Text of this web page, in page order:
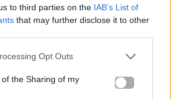
to third parties on the IAB’s List of
that may further disclose it to other
Opt Outs
the Sharing of my